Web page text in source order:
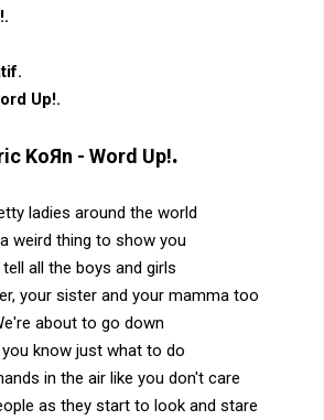
Up!.
KoЯn - Word Up!.
ladies around the world
weird thing to show you
all the boys and girls
your sister and your mamma too
about to go down
know just what to do
in the air like you don't care
as they start to look and stare